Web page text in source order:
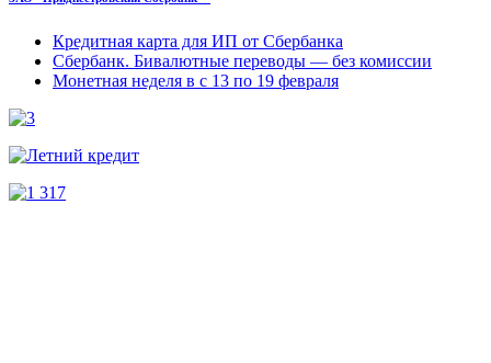
Кредитная карта для ИП от Сбербанка
Сбербанк. Бивалютные переводы — без комиссии
Монетная неделя в с 13 по 19 февраля